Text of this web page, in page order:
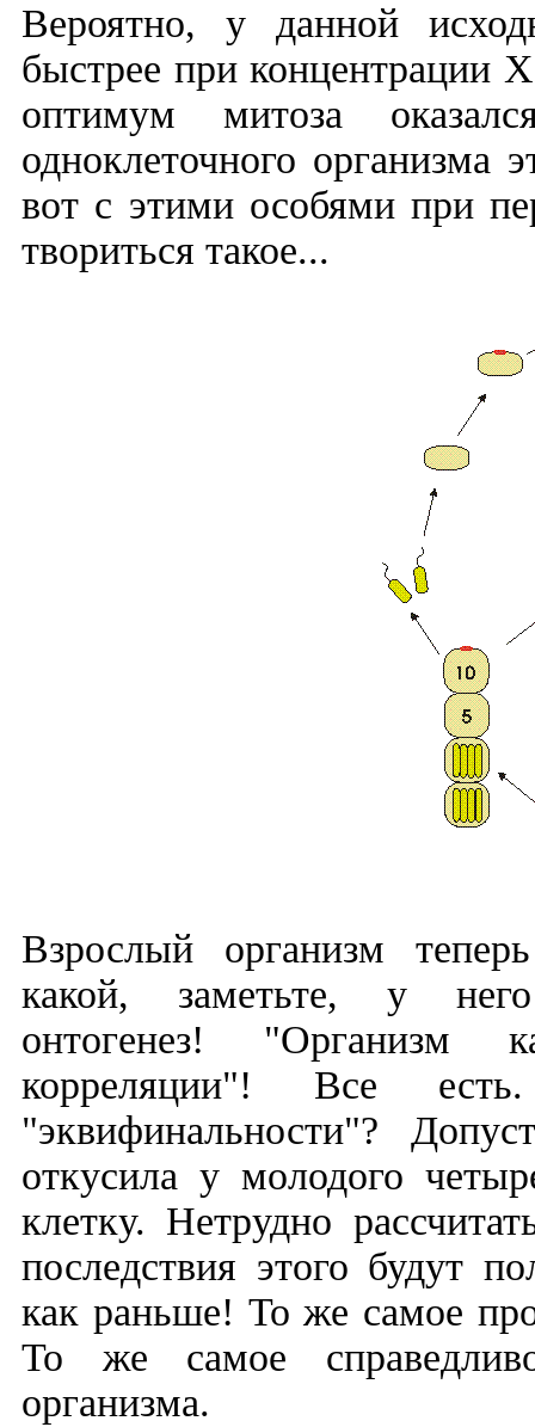
Вероятно, у данной
быстрее при концентрации
оптимум митоза
одноклеточного
вот с этими особями при
твориться такое...
Взрослый организм
какой, заметьте, у
онтогенез! "Организм
корреляции"! Все
"эквифинальности"?
откусила у молодого
клетку. Нетрудно
последствия этого будут
как раньше! То же самое
То же самое
организма.